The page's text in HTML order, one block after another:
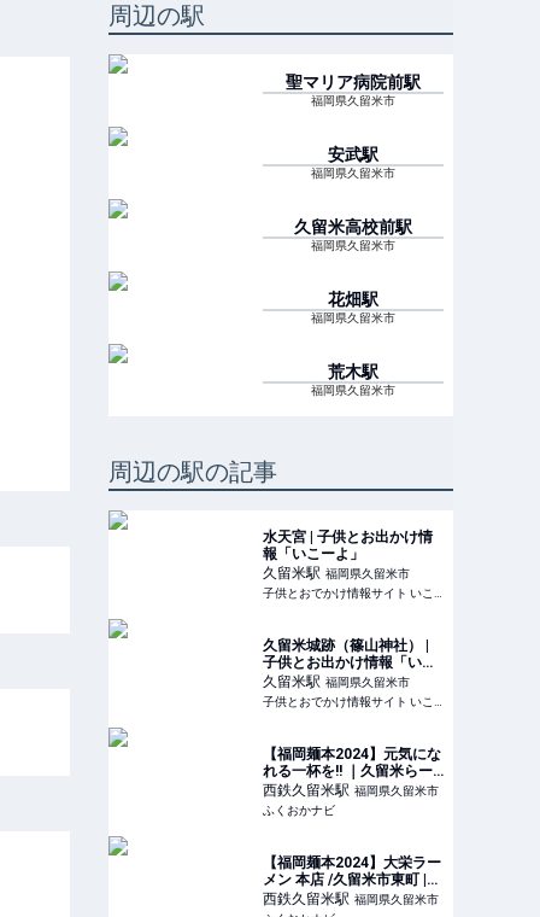
周辺の駅
聖マリア病院前駅
福岡県久留米市
安武駅
福岡県久留米市
久留米高校前駅
福岡県久留米市
花畑駅
福岡県久留米市
荒木駅
福岡県久留米市
周辺の駅の記事
水天宮 | 子供とお出かけ情
報「いこーよ」
久留米駅 福岡県久留米市
子供とおでかけ情報サイト いこーよ
久留米城跡（篠山神社） |
子供とお出かけ情報「いこ
ーよ」
久留米駅 福岡県久留米市
子供とおでかけ情報サイト いこーよ
【福岡麺本2024】元気にな
れる一杯を!! ｜久留米らー
めん道 麺志(めんし) 本店 /
久留米市東町 | ふくおかナ
西鉄久留米駅 福岡県久留米市
ふくおかナビ
【福岡麺本2024】大栄ラー
メン 本店 /久留米市東町 |
ふくおかナビ
西鉄久留米駅 福岡県久留米市